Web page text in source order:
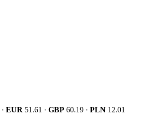
· EUR 51.61 · GBP 60.19 · PLN 12.01